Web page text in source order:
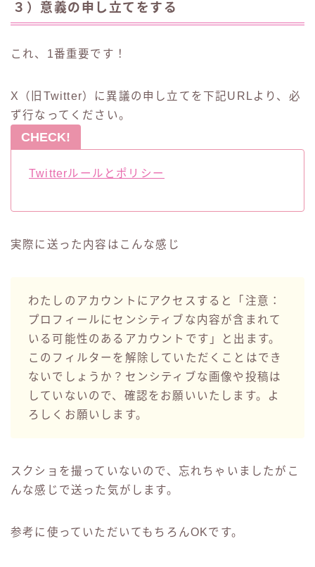
３）意義の申し立てをする
これ、1番重要です！
X（旧Twitter）に異議の申し立てを下記URLより、必
ず行なってください。
CHECK!
Twitterルールとポリシー
実際に送った内容はこんな感じ
わたしのアカウントにアクセスすると「注意：
プロフィールにセンシティブな内容が含まれて
いる可能性のあるアカウントです」と出ます。
このフィルターを解除していただくことはでき
ないでしょうか？センシティブな画像や投稿は
していないので、確認をお願いいたします。よ
ろしくお願いします。
スクショを撮っていないので、忘れちゃいましたがこ
んな感じで送った気がします。
参考に使っていただいてもちろんOKです。